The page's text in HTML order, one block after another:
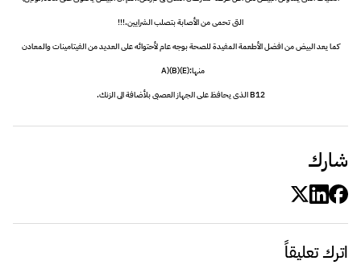
التى تحمى من الأصابة بتصلب الشرايين.!!!
كما يعد البيض من افضل الأطعمة المفيدة للصحة بوجه عام لأحتوائه على العديد من الفيتامينات والمعادن
منها:A)(B)(E)
B12 الذى يحافظ على الجهاز العصبى بلأضافة الى الزنك.
شارك
اترك تعليقاً